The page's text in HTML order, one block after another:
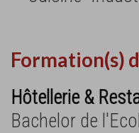
Formation(s)
Hôtellerie &
Bachelor de